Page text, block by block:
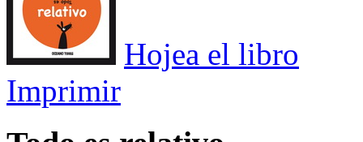
Hojea el libro
Imprimir